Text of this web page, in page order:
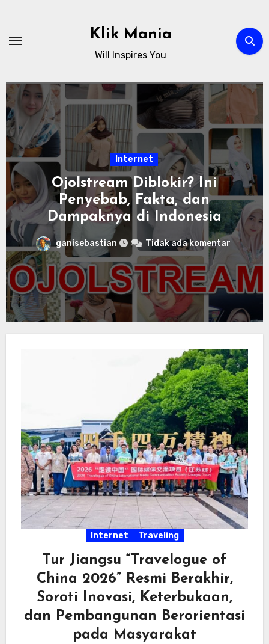
content
Klik Mania
Will Inspires You
Internet
Ojolstream Diblokir? Ini
Penyebab, Fakta, dan
Dampaknya di Indonesia
ganisebastian Tidak ada komentar
Internet Traveling
Tur Jiangsu “Travelogue of
China 2026” Resmi Berakhir,
Soroti Inovasi, Keterbukaan,
dan Pembangunan Berorientasi
pada Masyarakat